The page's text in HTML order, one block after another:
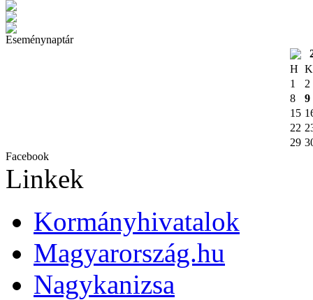
Eseménynaptár
H K
1
2
8
9
15
22
29
Facebook
Linkek
Kormányhivatalok
Magyarország.hu
Nagykanizsa